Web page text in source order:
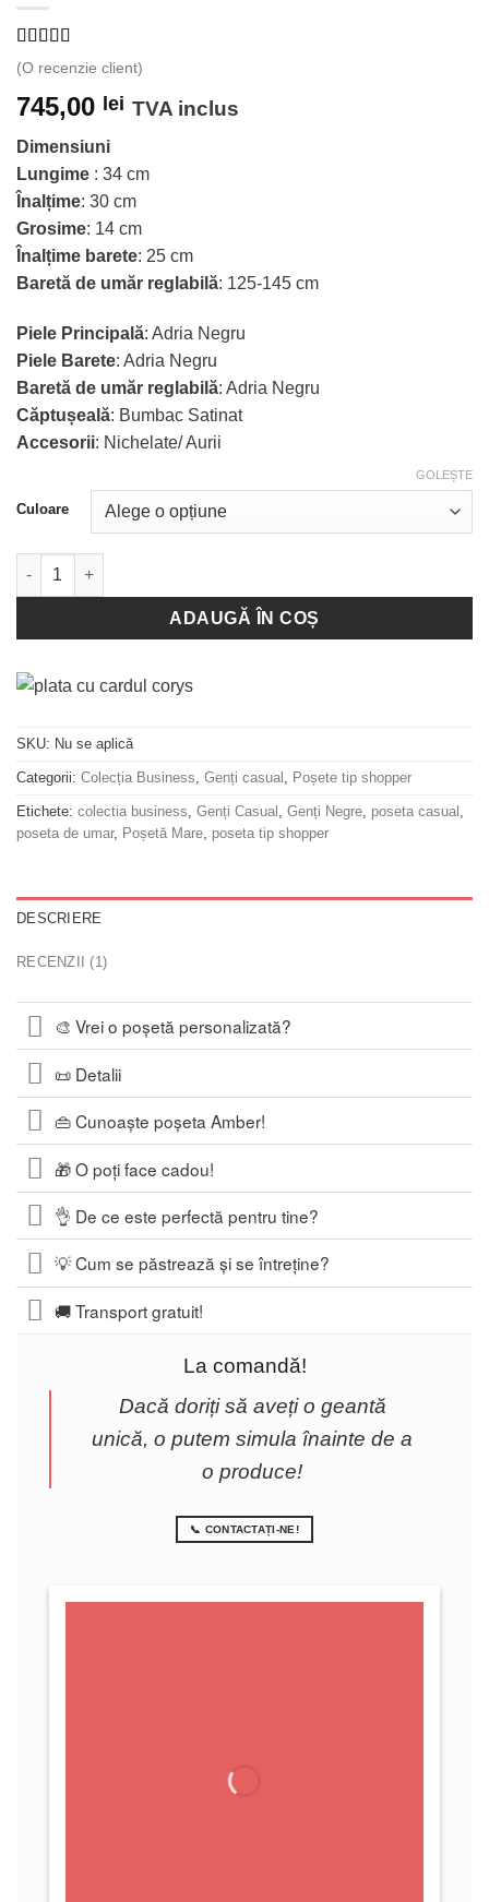
Evaluat la
5.00din 5
pe baza unei
singure
(O recenzie client)
745,00 lei TVA inclus
Dimensiuni
Lungime : 34 cm
Înalțime: 30 cm
Grosime: 14 cm
Înalțime barete: 25 cm
Baretă de umăr reglabilă: 125-145 cm
Piele Principală: Adria Negru
Piele Barete: Adria Negru
Baretă de umăr reglabilă: Adria Negru
Căptușeală: Bumbac Satinat
Accesorii: Nichelate/ Aurii
Culoare
GOLEȘTE
Cantitate Geantă Amber - Black
ADAUGĂ ÎN COȘ
SKU: Nu se aplică
Categorii: Colecția Business, Genți casual , Poșete tip shopper
Etichete: colectia business, Genți Casual , Genți Negre, poseta casual ,
poseta de umar, Poșetă Mare, poseta tip shopper
DESCRIERE
RECENZII (1)
🎨 Vrei o poșetă personalizată?
📜 Detalii
👜 Cunoaște poșeta Amber!
🎁 O poți face cadou!
👌 De ce este perfectă pentru tine?
💡 Cum se păstrează și se întreține?
🚚 Transport gratuit!
La comandă!
Dacă doriți să aveți o geantă
unică, o putem simula înainte de a
o produce!
📞 CONTACTAȚI-NE!